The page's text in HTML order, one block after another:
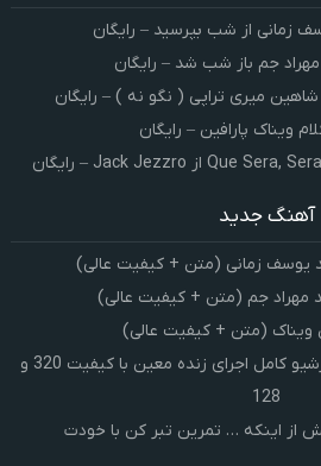
زمانی از شب بپرسید – رایگان
جم باز شب شد – رایگان
میری تراپی ( نگو نه ) – رایگان
ویناک پارافین – رایگان
آهنگ جدید
یوسف زمانی (متن + کیفیت عالی)
جم (متن + کیفیت عالی)
ویناک (متن + کیفیت عالی)
کنسرت صوتی معین لایو | آرشیو کامل اجرای زنده معین با کیفیت 320 و
128
اینکه … تمرین تبر کن با خودت